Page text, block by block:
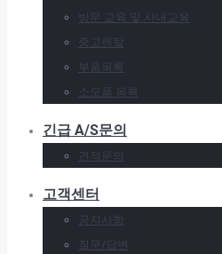
방문 교육 및 사내교육
중고렌탈
부품목록
소모품 목록
긴급 A/S문의
견적문의
고객센터
공지사항
질문/답변